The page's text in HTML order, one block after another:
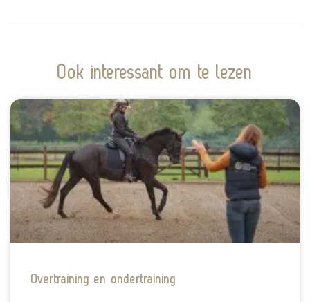
Ook interessant om te lezen
Overtraining en ondertraining